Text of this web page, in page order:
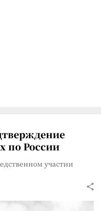
по России
участии